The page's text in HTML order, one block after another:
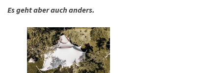
Es geht aber auch anders.